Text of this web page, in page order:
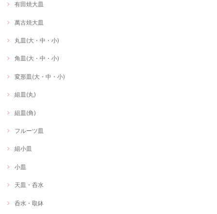
有田焼大皿
萬古焼大皿
丸皿(大・中・小)
角皿(大・中・小)
変形皿(大・中・小)
組皿(丸)
組皿(角)
フルーツ皿
組小皿
小皿
天皿・呑水
呑水・取鉢